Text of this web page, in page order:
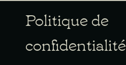
Politique de
confidentialité